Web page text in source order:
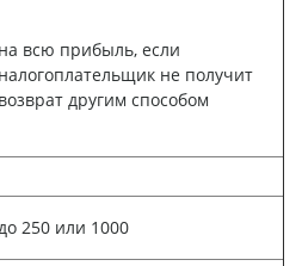
на всю прибыль, если
налогоплательщик не получит
возврат другим способом
250 или 1000